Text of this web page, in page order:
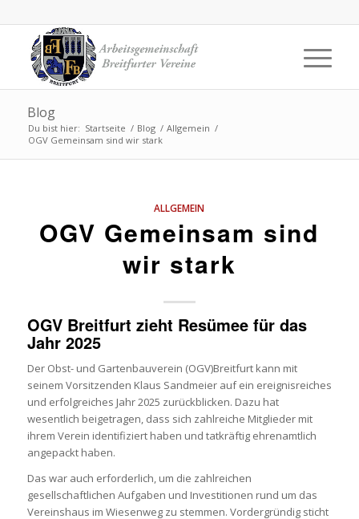
Blog
Du bist hier: Startseite / Blog / Allgemein /
OGV Gemeinsam sind wir stark
ALLGEMEIN
OGV Gemeinsam sind
wir stark
OGV Breitfurt zieht Resümee für das
Jahr 2025
Der Obst- und Gartenbauverein (OGV)Breitfurt kann mit
seinem Vorsitzenden Klaus Sandmeier auf ein ereignisreiches
und erfolgreiches Jahr 2025 zurückblicken. Dazu hat
wesentlich beigetragen, dass sich zahlreiche Mitglieder mit
ihrem Verein identifiziert haben und tatkräftig ehrenamtlich
angepackt haben.
Das war auch erforderlich, um die zahlreichen
gesellschaftlichen Aufgaben und Investitionen rund um das
Vereinshaus im Wiesenweg zu stemmen. Vordergründig sticht